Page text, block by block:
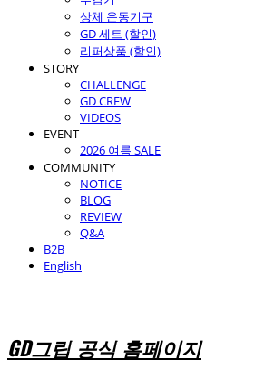
상체 운동기구
GD 세트 (할인)
리퍼상품 (할인)
STORY
CHALLENGE
GD CREW
VIDEOS
EVENT
2026 여름 SALE
COMMUNITY
NOTICE
BLOG
REVIEW
Q&A
B2B
English
GD그립 공식 홈페이지